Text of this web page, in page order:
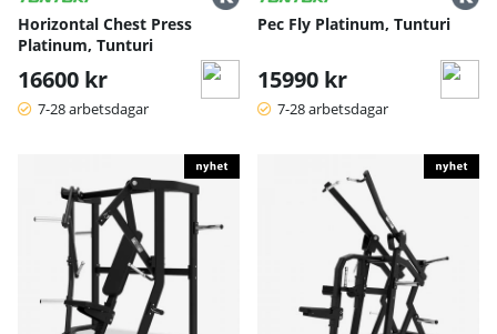
Horizontal Chest Press
Platinum, Tunturi
16600 kr
7-28 arbetsdagar
Pec Fly Platinum, Tunturi
15990 kr
7-28 arbetsdagar